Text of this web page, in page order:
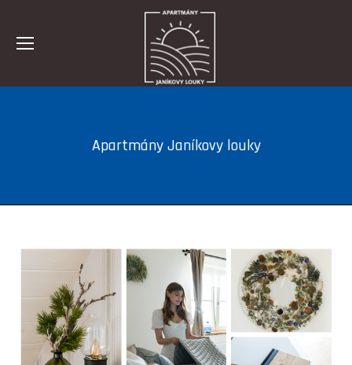
Apartmány Janíkovy louky